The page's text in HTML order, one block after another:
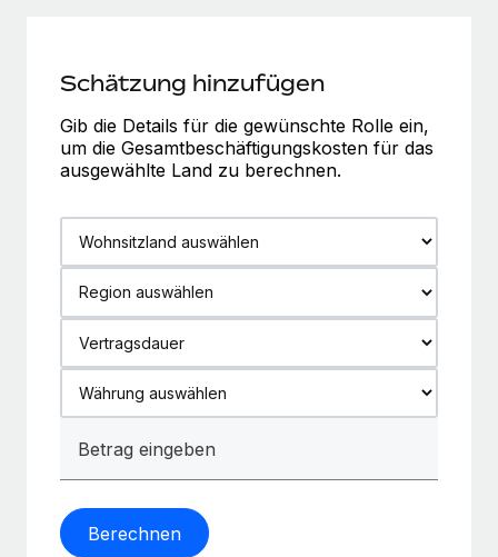
Schätzung hinzufügen
Gib die Details für die gewünschte Rolle ein,
um die Gesamtbeschäftigungskosten für das
ausgewählte Land zu berechnen.
Berechnen